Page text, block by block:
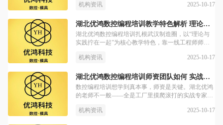
还敢“包教包会”，更有行业资源直接推岗位。这个班
机构资讯 2025-10-17
湖北优鸿数控编程培训教学特色解析 理论实践结合
湖北优鸿数控编程培训扎根武汉制造圈，以“理论与
实践拧在一起”为核心教学特色，靠一线工程师师
学的就是职场实用技能。无论是入行新人还是想提升
实现职业跃升。
机构资讯 2025-10-17
湖北优鸿数控编程培训师资团队如何 实战专家揭秘
数控编程培训想学到真本事，师资是关键。湖北优鸿
的老师不一般——全是工厂里摸爬滚打的实战专家，
这些企业训员工，给高校老师做培训；上课不搞虚
机构资讯 2025-10-17